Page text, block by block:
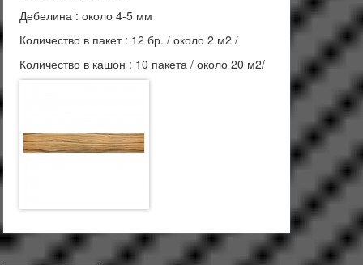
Дебелина : около 4-5 мм
Количество в пакет : 12 бр. / около 2 м2 /
Количество в кашон : 10 пакета / около 20 м2/